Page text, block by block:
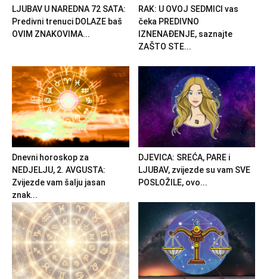
LJUBAV U NAREDNA 72 SATA:
Predivni trenuci DOLAZE baš
OVIM ZNAKOVIMA...
RAK: U OVOJ SEDMICI vas
čeka PREDIVNO
IZNENAĐENJE, saznajte
ZAŠTO STE...
Dnevni horoskop za
NEDJELJU, 2. AVGUSTA:
Zvijezde vam šalju jasan
znak...
DJEVICA: SREĆA, PARE i
LJUBAV, zvijezde su vam SVE
POSLOŽILE, ovo...